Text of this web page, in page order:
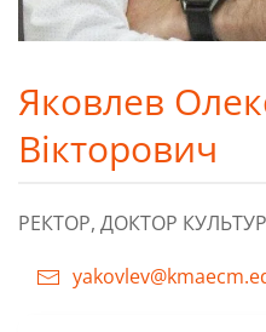
Яковлев
Вікторович
РЕКТОР, ДОКТОР